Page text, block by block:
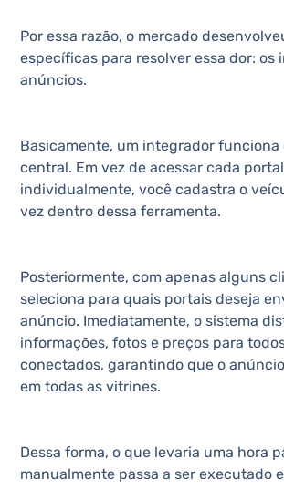
Por essa razão, o mercado
específicas para resolver essa dor: os
anúncios.
Basicamente, um integrador funciona
central. Em vez de acessar cada portal
individualmente, você cadastra o
vez dentro dessa ferramenta.
Posteriormente, com apenas alguns
seleciona para quais portais deseja
anúncio. Imediatamente, o sistema
informações, fotos e preços para
conectados, garantindo que o
em todas as vitrines.
Dessa forma, o que levaria uma hora
manualmente passa a ser executado